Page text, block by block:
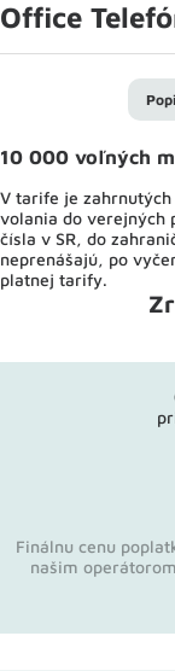
Office
10 000 voľných
V tarife je
volania do verejných
čísla v SR, do
neprenášajú, po
platnej tarify.
Finálnu cenu
našim